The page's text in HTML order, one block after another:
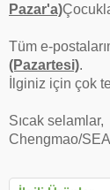
Pazar'a)
Tüm e-
(Pazartesi).
İlginiz için çok
Sıcak selamlar,
Chengmao/